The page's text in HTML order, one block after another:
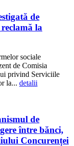
de
la
sociale
de Comisia
privind Serviciile
la... detalii
de
între bănci,
Concurenței